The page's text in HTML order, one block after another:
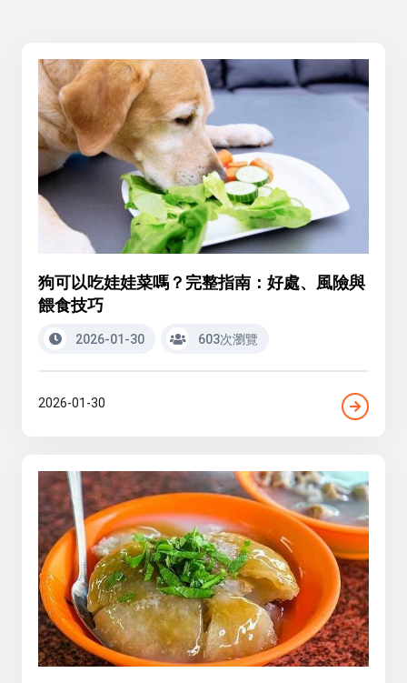
狗可以吃娃娃菜嗎？完整指南：好處、風險與
餵食技巧
2026-01-30 603次瀏覽
2026-01-30